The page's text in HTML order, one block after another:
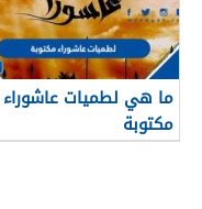
ما هي لطميات عاشوراء
مكتوبة